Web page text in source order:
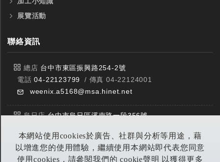
本網站使用cookies於廣告、社群與分析等用途，藉
以增進您的使用體驗，繼續使用本網站即代表您同意
使用cookies，請參閱我們的 cookie聲明 以獲得更多
展覽活動
聯絡資訊
總店 台中市東區振興路254-2號
電話04-22123799
/ 傳真 04-22124001
weenix.a5168@msa.hinet.net
烏日店台中市烏日區溪南路一段356號
豐原店台中市潭子區中山路三段303號